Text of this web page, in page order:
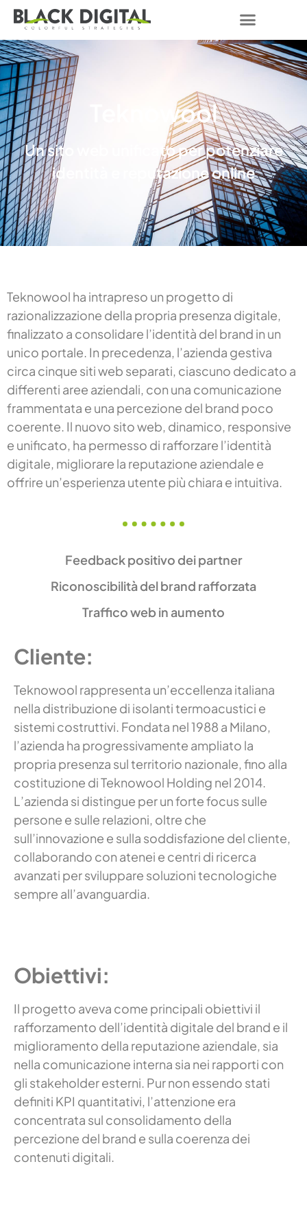
Teknowool
Un sito web unificato per potenziare
identità e reputazione online
Teknowool ha intrapreso un progetto di
razionalizzazione della propria presenza digitale,
finalizzato a consolidare l’identità del brand in un
unico portale. In precedenza, l’azienda gestiva
circa cinque siti web separati, ciascuno dedicato a
differenti aree aziendali, con una comunicazione
frammentata e una percezione del brand poco
coerente. Il nuovo sito web, dinamico, responsive
e unificato, ha permesso di rafforzare l’identità
digitale, migliorare la reputazione aziendale e
offrire un’esperienza utente più chiara e intuitiva.
Feedback positivo dei partner
Riconoscibilità del brand rafforzata
Traffico web in aumento
Cliente:
Teknowool rappresenta un’eccellenza italiana
nella distribuzione di isolanti termoacustici e
sistemi costruttivi. Fondata nel 1988 a Milano,
l’azienda ha progressivamente ampliato la
propria presenza sul territorio nazionale, fino alla
costituzione di Teknowool Holding nel 2014.
L’azienda si distingue per un forte focus sulle
persone e sulle relazioni, oltre che
sull’innovazione e sulla soddisfazione del cliente,
collaborando con atenei e centri di ricerca
avanzati per sviluppare soluzioni tecnologiche
sempre all’avanguardia.
Obiettivi:
Il progetto aveva come principali obiettivi il
rafforzamento dell’identità digitale del brand e il
miglioramento della reputazione aziendale, sia
nella comunicazione interna sia nei rapporti con
gli stakeholder esterni. Pur non essendo stati
definiti KPI quantitativi, l’attenzione era
concentrata sul consolidamento della
percezione del brand e sulla coerenza dei
contenuti digitali.